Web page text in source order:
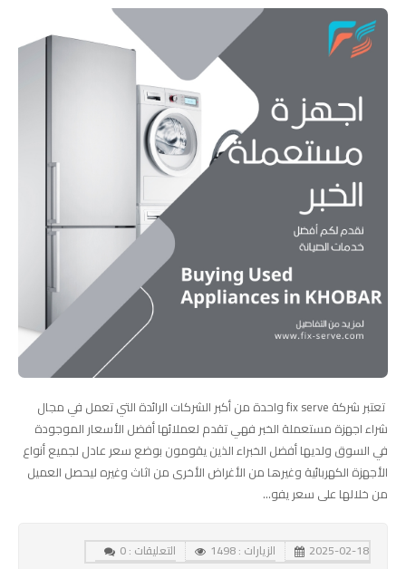
تعتبر شركة fix serve واحدة من أكبر الشركات الرائدة التي تعمل في مجال
شراء اجهزة مستعملة الخبر فهي تقدم لعملائها أفضل الأسعار الموجودة
في السوق ولديها أفضل الخبراء الذين يقومون بوضع سعر عادل لجميع أنواع
الأجهزة الكهربائية وغيرها من الأغراض الأخرى من اثاث وغيره ليحصل العميل
من خلالها على سعر يفو...
2025-02-18 الزيارات : 1498 التعليقات : 0